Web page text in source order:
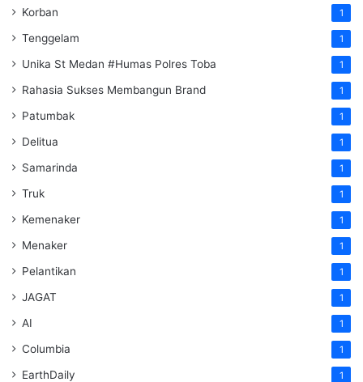
Korban 1
Tenggelam 1
Unika St Medan #Humas Polres Toba 1
Rahasia Sukses Membangun Brand 1
Patumbak 1
Delitua 1
Samarinda 1
Truk 1
Kemenaker 1
Menaker 1
Pelantikan 1
JAGAT 1
AI 1
Columbia 1
EarthDaily 1